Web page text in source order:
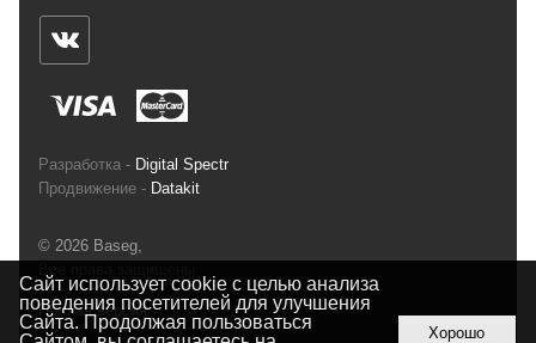
ул.Советская, 25, магазин Басег.
Тел./факс (342) 2101242
Разработка - Digital Spectr
Продвижение - Datakit
© 2026 Baseg,
Полная версия
Сайт использует cookie с целью анализа
поведения посетителей для улучшения
Сайта. Продолжая пользоваться
Хорошо